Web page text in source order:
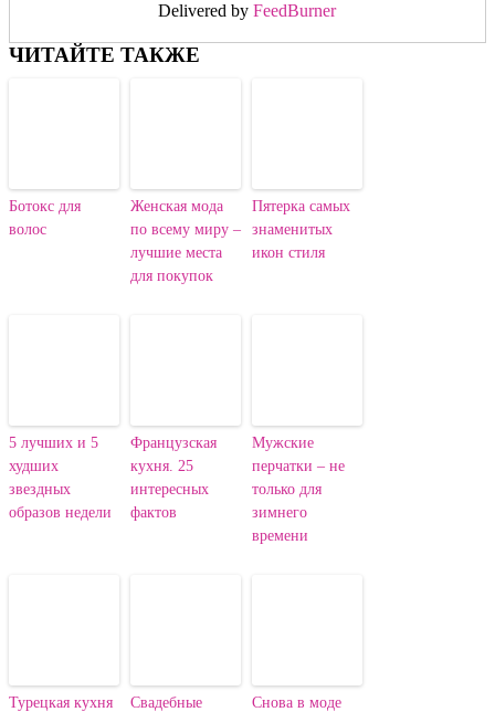
Delivered byFeedBurner
ЧИТАЙТЕ ТАКЖЕ
Ботокс для
волос
Женская мода
по всему миру –
лучшие места
для покупок
Пятерка самых
знаменитых
икон стиля
5 лучших и 5
худших
звездных
образов недели
Французская
кухня. 25
интересных
фактов
Мужские
перчатки – не
только для
зимнего
времени
Турецкая кухня Свадебные Снова в моде